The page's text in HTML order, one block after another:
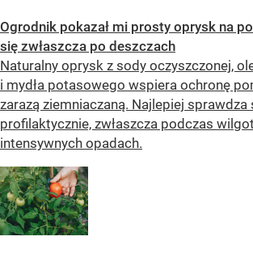
Ogrodnik pokazał mi prosty oprysk na
się zwłaszcza po deszczach
Naturalny oprysk z sody oczyszczonej,
i mydła potasowego wspiera ochronę
zarazą ziemniaczaną. Najlepiej sprawdza
profilaktycznie, zwłaszcza podczas
intensywnych opadach.